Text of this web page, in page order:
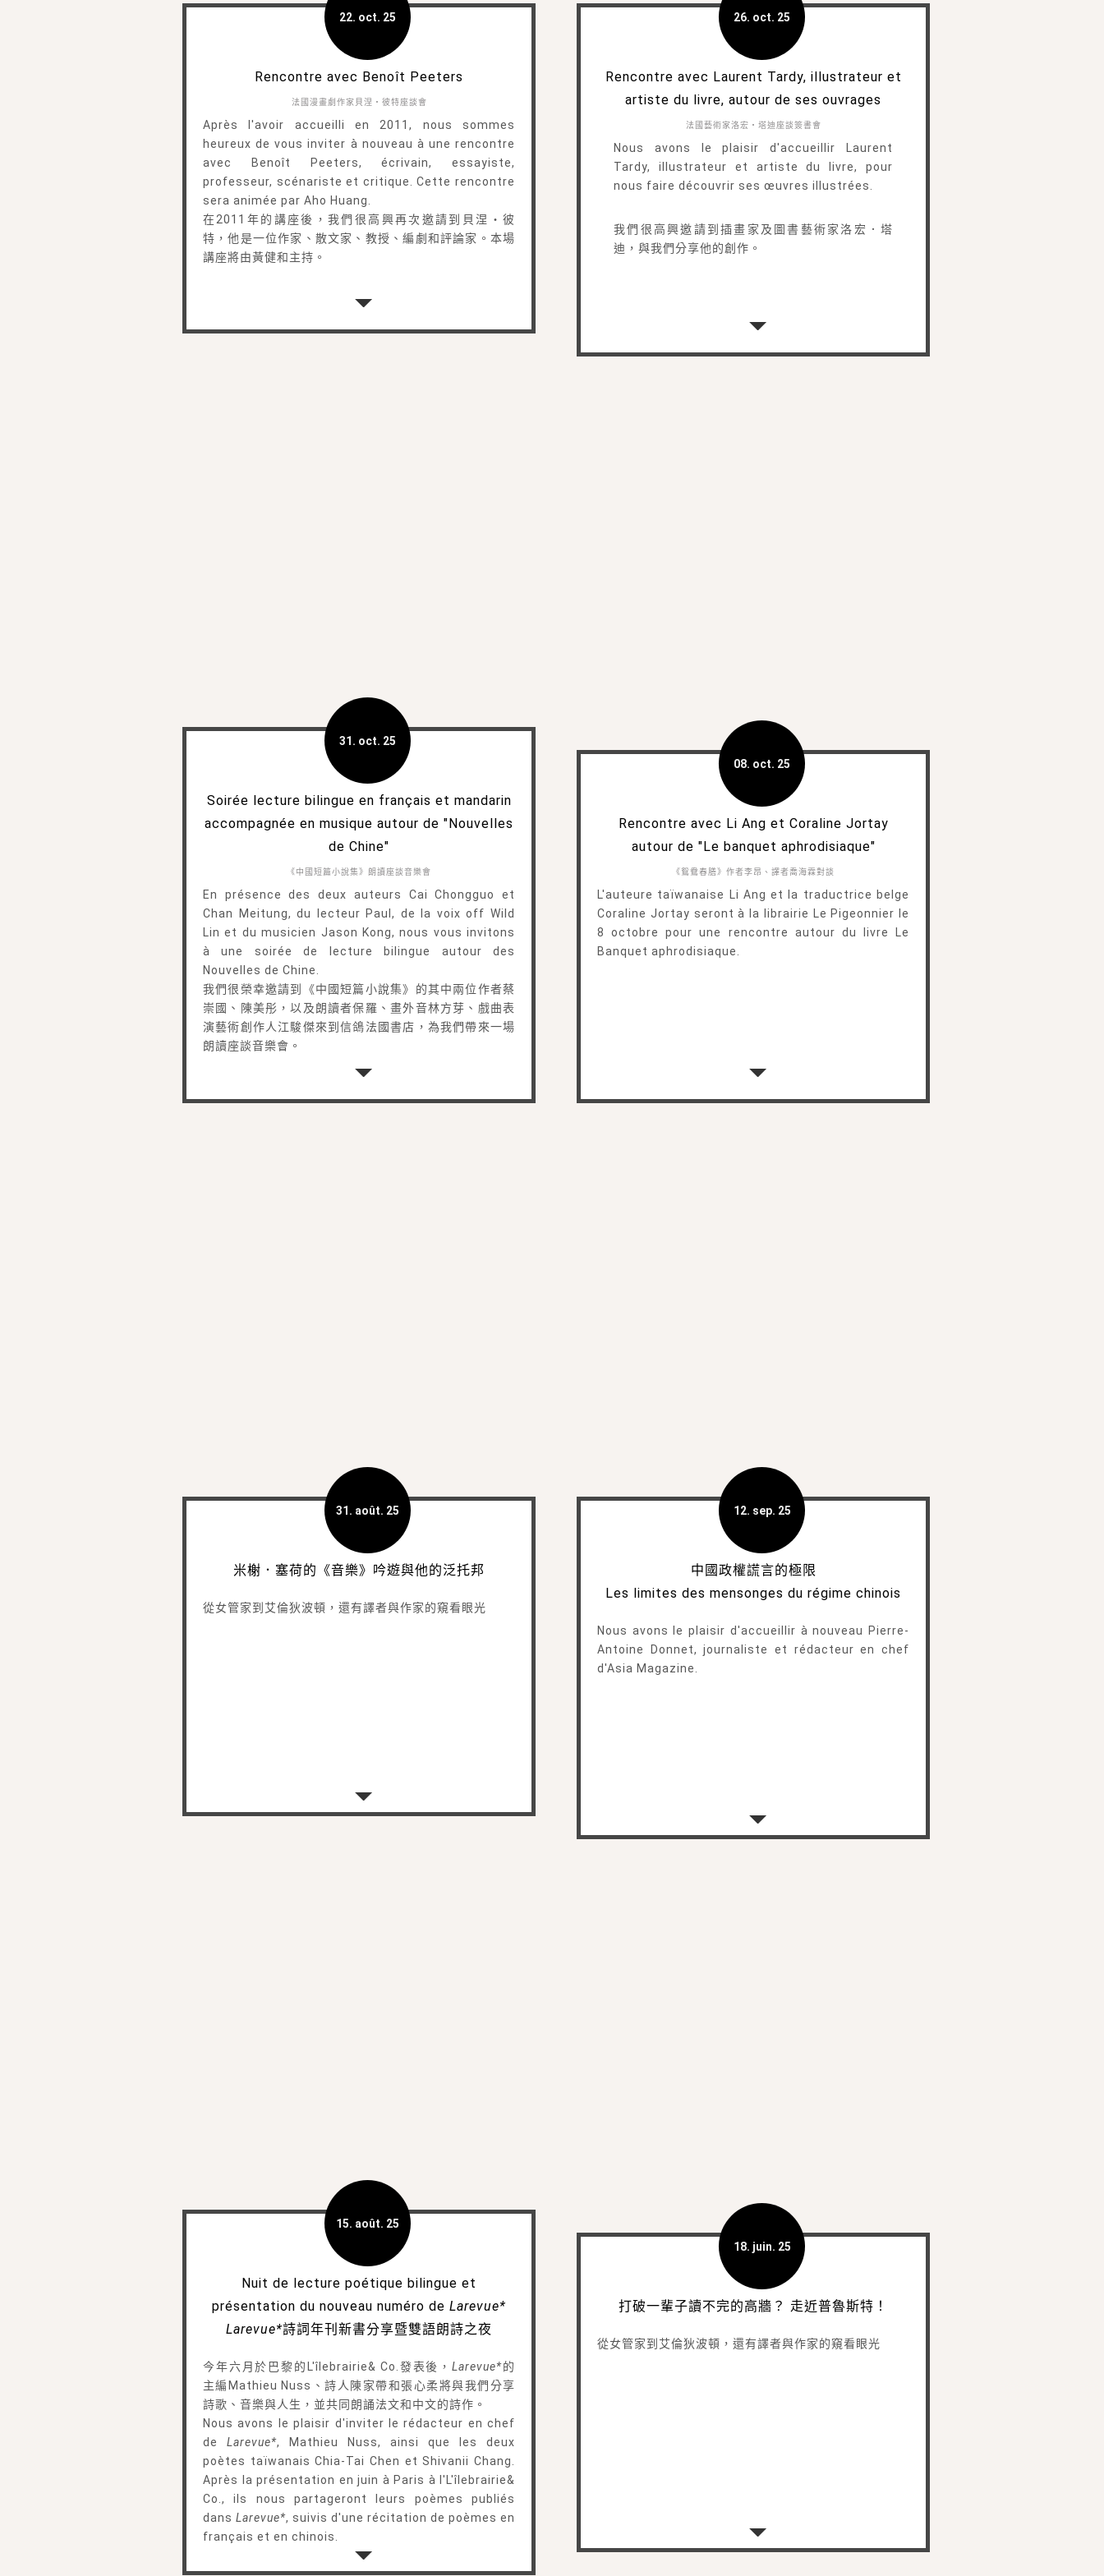
22. oct. 25
Rencontre avec Benoît Peeters
法國漫畫劇作家貝涅・彼特座談會
Après l'avoir accueilli en 2011, nous sommes
heureux de vous inviter à nouveau à une rencontre
avec Benoît Peeters, écrivain, essayiste,
professeur, scénariste et critique. Cette rencontre
sera animée par Aho Huang.
在2011年的講座後，我們很高興再次邀請到貝涅・彼
特，他是一位作家、散文家、教授、編劇和評論家。本場
講座將由黃健和主持。
26. oct. 25
Rencontre avec Laurent Tardy, illustrateur et
artiste du livre, autour de ses ouvrages
法國藝術家洛宏・塔迪座談簽書會
Nous avons le plaisir d'accueillir Laurent
Tardy, illustrateur et artiste du livre, pour
nous faire découvrir ses œuvres illustrées.
我們很高興邀請到插畫家及圖書藝術家洛宏．塔
迪，與我們分享他的創作。
31. oct. 25
Soirée lecture bilingue en français et mandarin
accompagnée en musique autour de "Nouvelles
de Chine"
《中國短篇小說集》朗讀座談音樂會
En présence des deux auteurs Cai Chongguo et
Chan Meitung, du lecteur Paul, de la voix off Wild
Lin et du musicien Jason Kong, nous vous invitons
à une soirée de lecture bilingue autour des
Nouvelles de Chine.
我們很榮幸邀請到《中國短篇小說集》的其中兩位作者蔡
崇國、陳美彤，以及朗讀者保羅、畫外音林方芽、戲曲表
演藝術創作人江駿傑來到信鴿法國書店，為我們帶來一場
朗讀座談音樂會。
08. oct. 25
Rencontre avec Li Ang et Coraline Jortay
autour de "Le banquet aphrodisiaque"
《鴛鴦春膳》作者李昂、譯者喬海霖對談
L'auteure taïwanaise Li Ang et la traductrice belge
Coraline Jortay seront à la librairie Le Pigeonnier le
8 octobre pour une rencontre autour du livre Le
Banquet aphrodisiaque.
31. août. 25
米榭．塞荷的《音樂》吟遊與他的泛托邦
從女管家到艾倫狄波頓，還有譯者與作家的窺看眼光
12. sep. 25
中國政權謊言的極限
Les limites des mensonges du régime chinois
Nous avons le plaisir d'accueillir à nouveau Pierre-
Antoine Donnet, journaliste et rédacteur en chef
d'Asia Magazine.
15. août. 25
Nuit de lecture poétique bilingue et
présentation du nouveau numéro de Larevue*
Larevue*詩詞年刊新書分享暨雙語朗詩之夜
今年六月於巴黎的L'îlebrairie& Co.發表後，Larevue*的
主編Mathieu Nuss、詩人陳家帶和張心柔將與我們分享
詩歌、音樂與人生，並共同朗誦法文和中文的詩作。
Nous avons le plaisir d'inviter le rédacteur en chef
de Larevue*, Mathieu Nuss, ainsi que les deux
poètes taïwanais Chia-Tai Chen et Shivanii Chang.
Après la présentation en juin à Paris à l'L'îlebrairie&
Co., ils nous partageront leurs poèmes publiés
dans Larevue*, suivis d'une récitation de poèmes en
français et en chinois.
18. juin. 25
打破一輩子讀不完的高牆？ 走近普魯斯特！
從女管家到艾倫狄波頓，還有譯者與作家的窺看眼光